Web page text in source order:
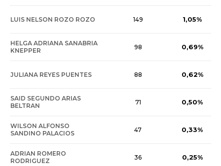
LUIS NELSON ROZO ROZO 149 1,05%
HELGA ADRIANA SANABRIA
KNEPPER
98 0,69%
JULIANA REYES PUENTES 88 0,62%
SAID SEGUNDO ARIAS
BELTRAN
71 0,50%
WILSON ALFONSO
SANDINO PALACIOS
47 0,33%
ADRIAN ROMERO
RODRIGUEZ
36 0,25%